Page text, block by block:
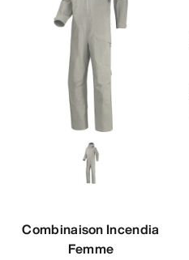
Combinaison Incendia
Femme